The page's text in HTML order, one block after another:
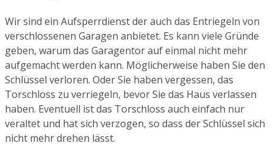
Wir sind ein Aufsperrdienst der auch das Entriegeln von
verschlossenen Garagen anbietet. Es kann viele Gründe
geben, warum das Garagentor auf einmal nicht mehr
aufgemacht werden kann. Möglicherweise haben Sie den
Schlüssel verloren. Oder Sie haben vergessen, das
Torschloss zu verriegeln, bevor Sie das Haus verlassen
haben. Eventuell ist das Torschloss auch einfach nur
veraltet und hat sich verzogen, so dass der Schlüssel sich
nicht mehr drehen lässt.